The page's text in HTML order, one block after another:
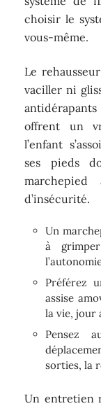
choisir le
vous-même.
Le
vaciller ni
antidérapants
offrent un
l’enfant
ses pieds
d’insécurité.
Un
à
Préférez
assise
la vie, jour
Pensez
sorties, la
Un entretien